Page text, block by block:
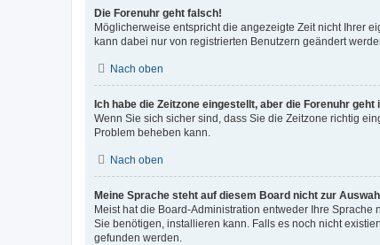
Die Forenuhr geht falsch!
Möglicherweise entspricht die angezeigte Zeit nicht Ihrer
kann dabei nur von registrierten Benutzern geändert
Nach oben
Ich habe die Zeitzone eingestellt, aber die Forenuhr
Wenn Sie sich sicher sind, dass Sie die Zeitzone richtig
Problem beheben kann.
Nach oben
Meine Sprache steht auf diesem Board nicht zur
Meist hat die Board-Administration entweder Ihre
Sie benötigen, installieren kann. Falls es noch nicht
gefunden werden.